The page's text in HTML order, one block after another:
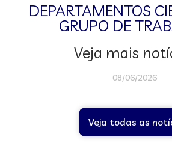
DEPARTAMENTOS
GRUPO DE
Veja mais
08/06/2026
Veja todas as